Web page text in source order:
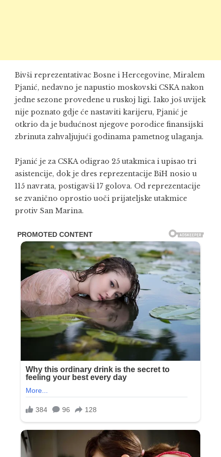
Bivši reprezentativac Bosne i Hercegovine, Miralem
Pjanić, nedavno je napustio moskovski CSKA nakon
jedne sezone provedene u ruskoj ligi. Iako još uvijek
nije poznato gdje će nastaviti karijeru, Pjanić je
otkrio da je budućnost njegove porodice finansijski
zbrinuta zahvaljujući godinama pametnog ulaganja.
Pjanić je za CSKA odigrao 25 utakmica i upisao tri
asistencije, dok je dres reprezentacije BiH nosio u
115 navrata, postigavši 17 golova. Od reprezentacije
se zvanično oprostio uoči prijateljske utakmice
protiv San Marina.